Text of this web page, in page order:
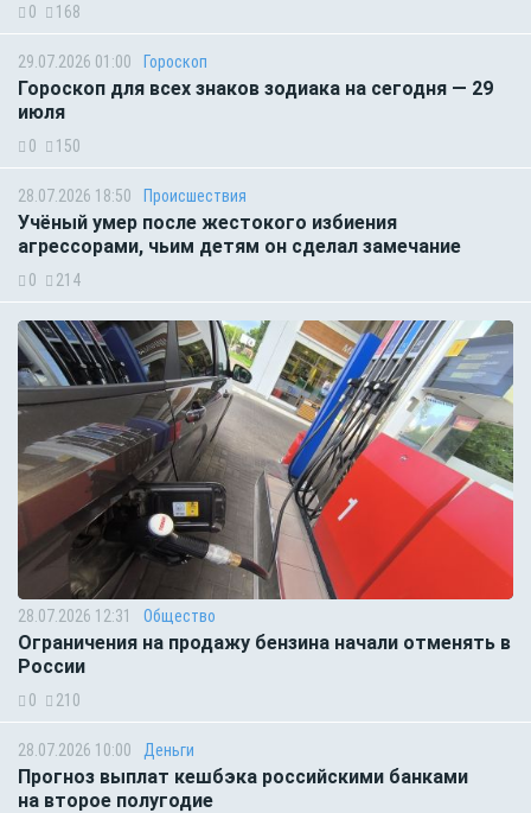
0 168
29.07.2026 01:00 Гороскоп
Гороскоп для всех знаков зодиака на сегодня — 29
июля
0 150
28.07.2026 18:50 Происшествия
Учёный умер после жестокого избиения
агрессорами, чьим детям он сделал замечание
0 214
28.07.2026 12:31 Общество
Ограничения на продажу бензина начали отменять в
России
0 210
28.07.2026 10:00 Деньги
Прогноз выплат кешбэка российскими банками
на второе полугодие